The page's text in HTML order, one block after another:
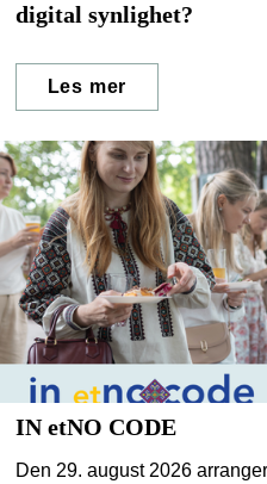
digital synlighet?
Les mer
IN etNO CODE
Den 29. august 2026